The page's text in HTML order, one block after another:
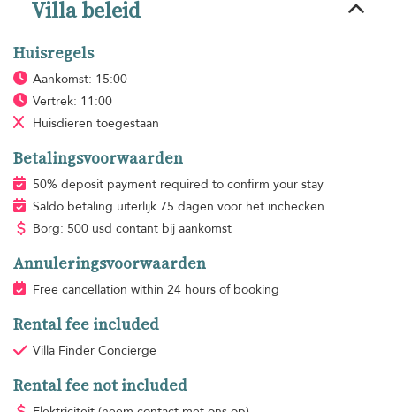
Villa beleid
Huisregels
Aankomst: 15:00
Vertrek: 11:00
Huisdieren toegestaan
Betalingsvoorwaarden
50% deposit payment required to confirm your stay
Saldo betaling uiterlijk 75 dagen voor het inchecken
Borg: 500 usd contant bij aankomst
Annuleringsvoorwaarden
Free cancellation within 24 hours of booking
Rental fee included
Villa Finder Conciërge
Rental fee not included